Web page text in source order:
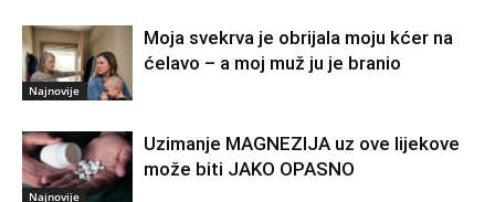
Najnovije
Moja svekrva je obrijala moju kćer na
ćelavo – a moj muž ju je branio
Najnovije
Uzimanje MAGNEZIJA uz ove lijekove
može biti JAKO OPASNO